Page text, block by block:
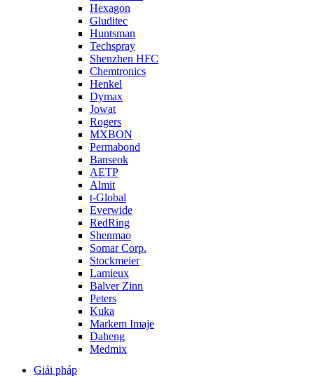
Hexagon
Gluditec
Huntsman
Techspray
Shenzhen HFC
Chemtronics
Henkel
Dymax
Jowat
Rogers
MXBON
Permabond
Banseok
AETP
Almit
t-Global
Everwide
RedRing
Shenmao
Somar Corp.
Stockmeier
Lamieux
Balver Zinn
Peters
Kuka
Markem Imaje
Daheng
Medmix
Giải pháp